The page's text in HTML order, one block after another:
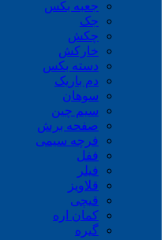
جعبه بکس
جک
چکش
خارکش
دسته بکس
دم باریک
سوهان
سیم چین
صفحه برش
فرچه سیمی
ففل
فیلر
قلاویز
قیچی
کمان اره
گیره